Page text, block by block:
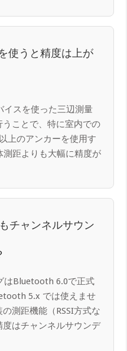
使うと精度は上が
イスを使った三辺測量
うことで、特に室内での
上のアンカーを使用す
測距よりも大幅に精度が
チャンネルサウン
はBluetooth 6.0で正式
5.x では使えませ
測距機能（RSSI方式な
はチャンネルサウンデ